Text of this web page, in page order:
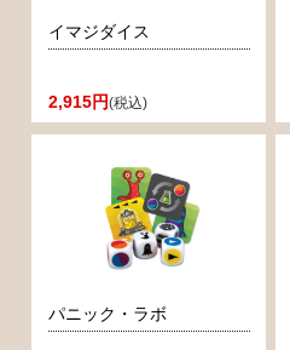
イマジダイス
2,915円(税込)
パニック・ラボ